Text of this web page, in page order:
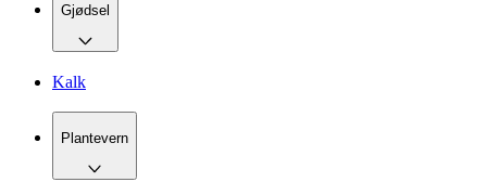
Gjødsel
Kalk
Plantevern